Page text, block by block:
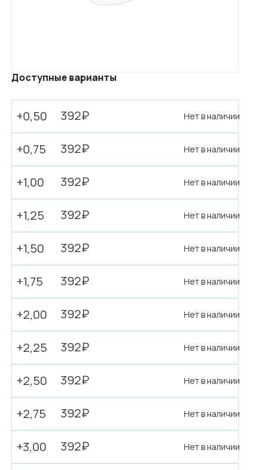
Доступные варианты
+0,50 392₽ Нет в наличии
+0,75 392₽ Нет в наличии
+1,00 392₽ Нет в наличии
+1,25 392₽ Нет в наличии
+1,50 392₽ Нет в наличии
+1,75 392₽ Нет в наличии
+2,00 392₽ Нет в наличии
+2,25 392₽ Нет в наличии
+2,50 392₽ Нет в наличии
+2,75 392₽ Нет в наличии
+3,00 392₽ Нет в наличии